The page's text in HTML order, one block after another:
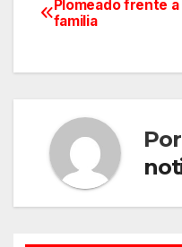
Plomeado frente a
familia
Por